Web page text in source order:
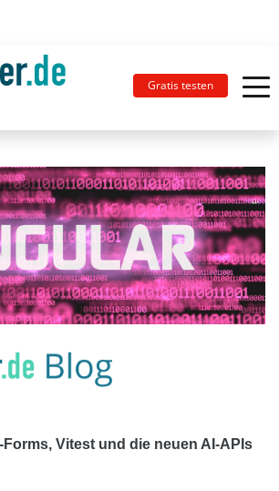
Gratis testen
Vitest und die neuen AI-APIs